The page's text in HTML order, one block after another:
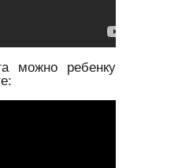
можно ребенку